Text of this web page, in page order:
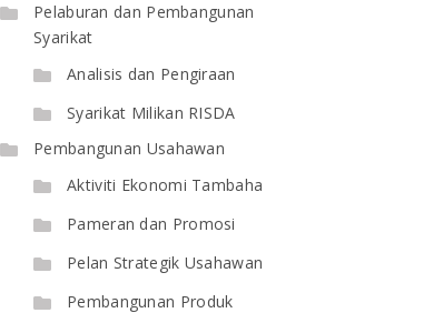
Pelaburan dan Pembangunan
Syarikat
Analisis dan Pengiraan
Syarikat Milikan RISDA
Pembangunan Usahawan
Aktiviti Ekonomi Tambaha
Pameran dan Promosi
Pelan Strategik Usahawan
Pembangunan Produk